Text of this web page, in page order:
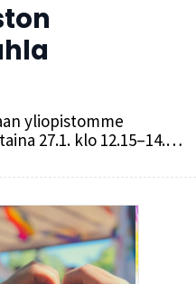
yliopistomme
27.1. klo 12.15–14.…